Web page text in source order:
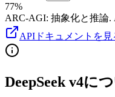
77%
ARC-AGI: 抽象化と推論.
APIドキュメントを見
DeepSeek v4に